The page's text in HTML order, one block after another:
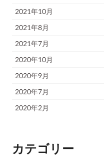
2021年10月
2021年8月
2021年7月
2020年10月
2020年9月
2020年7月
2020年2月
カテゴリー